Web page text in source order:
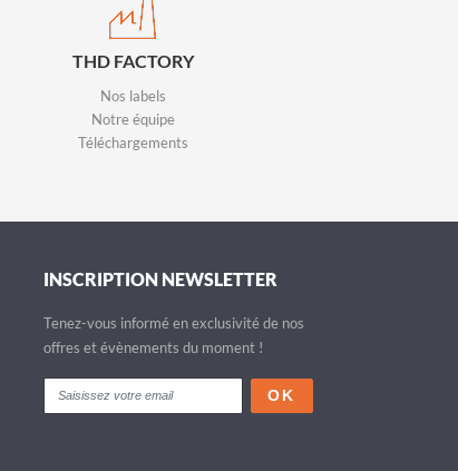
THD FACTORY
Nos labels
Notre équipe
Téléchargements
INSCRIPTION NEWSLETTER
Tenez-vous informé en exclusivité de nos
offres et évènements du moment !